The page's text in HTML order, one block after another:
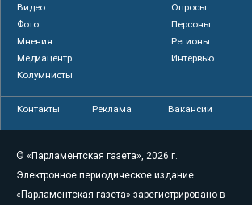
Видео
Опросы
Фото
Персоны
Мнения
Регионы
Медиацентр
Интервью
Колумнисты
Контакты Реклама Вакансии
© «Парламентская газета», 2026 г.
Электронное периодическое издание
«Парламентская газета» зарегистрировано в